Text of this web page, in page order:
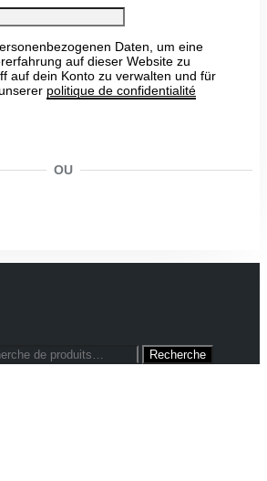
Daten, um eine
auf dieser Website zu
auf dein Konto zu verwalten und für
politique de confidentialité
OU